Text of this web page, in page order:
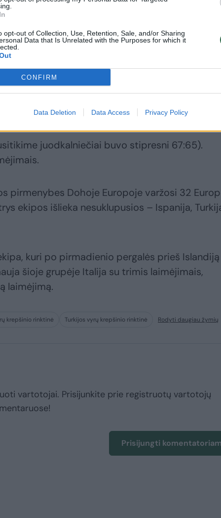
opt-out of Collection, Use, Retention, Sale, and/or Sharing
Data that Is Unrelated with the Purposes for which it
CONFIRM
Data Deletion Data Access Privacy Policy
Pasaulio atrankoje
Italijos krepšininkai
lenkia Lietuvos
rinktinę
I. Brazdeikis
nesižvalgo į fiasko
savaitė buvo labai
juodkalniečiai buvo stipresni 67:65).
pirmenybes Dohoje Europoje varžosi 32
ekipos išlieka nesuklupusios – Ispanija,
kuri po pirmadienio pergalės prieš Islandiją
šioje grupėje Italija su trimis laimėjimais,
laimėjimą.
krepšinio rinktinė Turkijos vyrų krepšinio rinktinė Rodyti daugiau žymių
vartotojai. Prisijunkite prie registruotų vartotojų
Prisijungti